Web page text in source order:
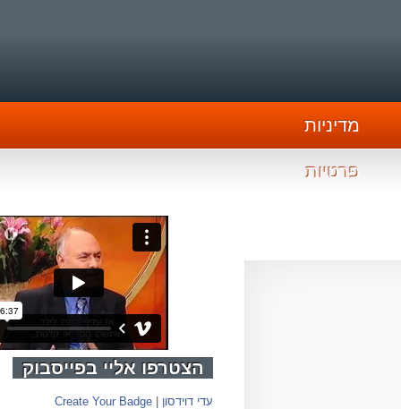
מדיניות
פרטיות
הצטרפו אליי בפייסבוק
עדי דוידסון|
Create Your Badge